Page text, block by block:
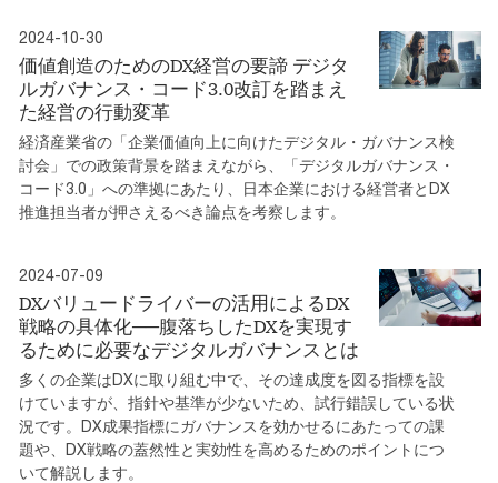
2024-10-30
価値創造のためのDX経営の要諦 デジタ
ルガバナンス・コード3.0改訂を踏まえ
た経営の行動変革
経済産業省の「企業価値向上に向けたデジタル・ガバナンス検
討会」での政策背景を踏まえながら、「デジタルガバナンス・
コード3.0」への準拠にあたり、日本企業における経営者とDX
推進担当者が押さえるべき論点を考察します。
2024-07-09
DXバリュードライバーの活用によるDX
戦略の具体化──腹落ちしたDXを実現す
るために必要なデジタルガバナンスとは
多くの企業はDXに取り組む中で、その達成度を図る指標を設
けていますが、指針や基準が少ないため、試行錯誤している状
況です。DX成果指標にガバナンスを効かせるにあたっての課
題や、DX戦略の蓋然性と実効性を高めるためのポイントにつ
いて解説します。